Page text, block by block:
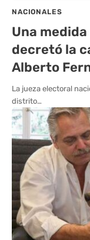
NACIONALES
Una
decretó la
Alberto
La jueza electoral
distrito…